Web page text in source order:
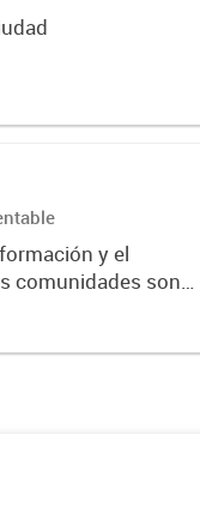
y el
comunidades son